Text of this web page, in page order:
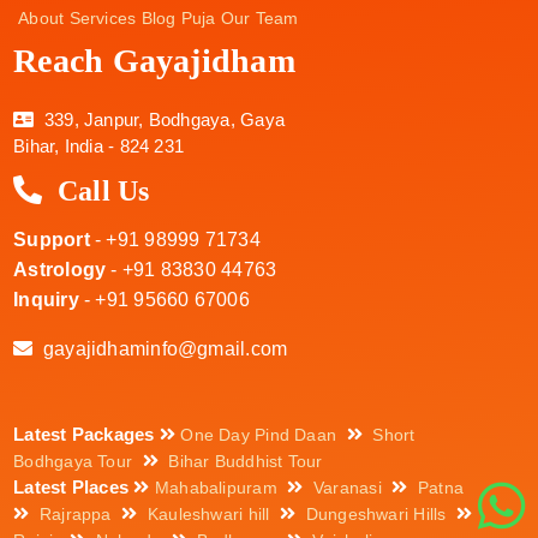
About Services Blog Puja Our Team
Reach Gayajidham
339, Janpur, Bodhgaya, Gaya
Bihar, India - 824 231
Call Us
Support- +91 98999 71734
Astrology - +91 83830 44763
Inquiry- +91 95660 67006
gayajidhaminfo@gmail.com
Latest Packages One Day Pind Daan
Short
Bodhgaya Tour
Bihar Buddhist Tour
Latest Places Mahabalipuram Varanasi
Patna
Rajrappa
Kauleshwari hill
Dungeshwari Hills